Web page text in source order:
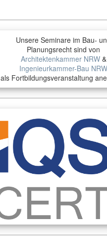
Unsere Seminare im Bau-
Planungsrecht sind von
Architektenkammer NRW&
Ingenieurkammer-Bau NRW
als Fortbildungsveranstaltung